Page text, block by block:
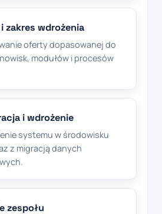
zakres wdrożenia
oferty dopasowanej do
modułów i procesów
i wdrożenie
systemu w środowisku
z migracją danych
zespołu